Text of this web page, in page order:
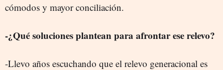
cómodos y mayor conciliación.
-¿Qué soluciones plantean para afrontar ese relevo?
-Llevo años escuchando que el relevo generacional es